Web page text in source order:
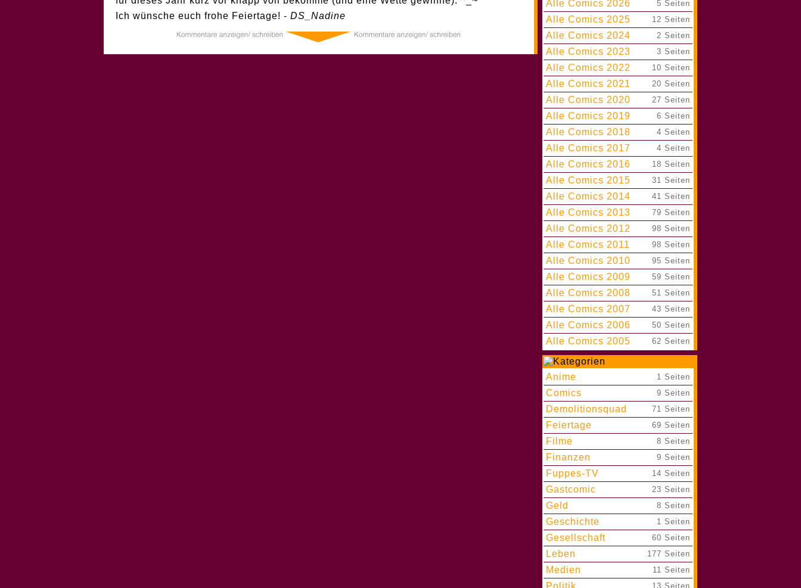
Ich wünsche euch frohe Feiertage! - DS_Nadine
Alle Comics 2026 5 Seiten
Alle Comics 2025 12 Seiten
Alle Comics 2024 2 Seiten
Alle Comics 2023 3 Seiten
Alle Comics 2022 10 Seiten
Alle Comics 2021 20 Seiten
Alle Comics 2020 27 Seiten
Alle Comics 2019 6 Seiten
Alle Comics 2018 4 Seiten
Alle Comics 2017 4 Seiten
Alle Comics 2016 18 Seiten
Alle Comics 2015 31 Seiten
Alle Comics 2014 41 Seiten
Alle Comics 2013 79 Seiten
Alle Comics 2012 98 Seiten
Alle Comics 2011 98 Seiten
Alle Comics 2010 95 Seiten
Alle Comics 2009 59 Seiten
Alle Comics 2008 51 Seiten
Alle Comics 2007 43 Seiten
Alle Comics 2006 50 Seiten
Alle Comics 2005 62 Seiten
Anime 1 Seiten
Comics 9 Seiten
Demolitionsquad 71 Seiten
Feiertage 69 Seiten
Filme 8 Seiten
Finanzen 9 Seiten
Fuppes-TV 14 Seiten
Gastcomic 23 Seiten
Geld 8 Seiten
Geschichte 1 Seiten
Gesellschaft 60 Seiten
Leben 177 Seiten
Medien 11 Seiten
Politik 13 Seiten